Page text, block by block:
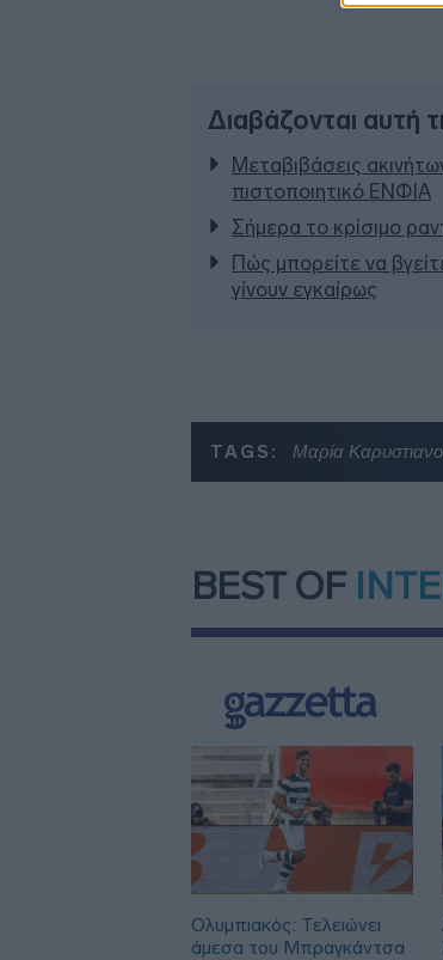
Διαβάζονται αυτή
Μεταβιβάσεις
πιστοποιητικό ΕΝΦΙΑ
Σήμερα το κρίσιμο
Πώς μπορείτε να
γίνουν εγκαίρως
TAGS: Μαρία
BEST OF
Ολυμπιακός: Τελειώνει
άμεσα του Μπραγκάντσα